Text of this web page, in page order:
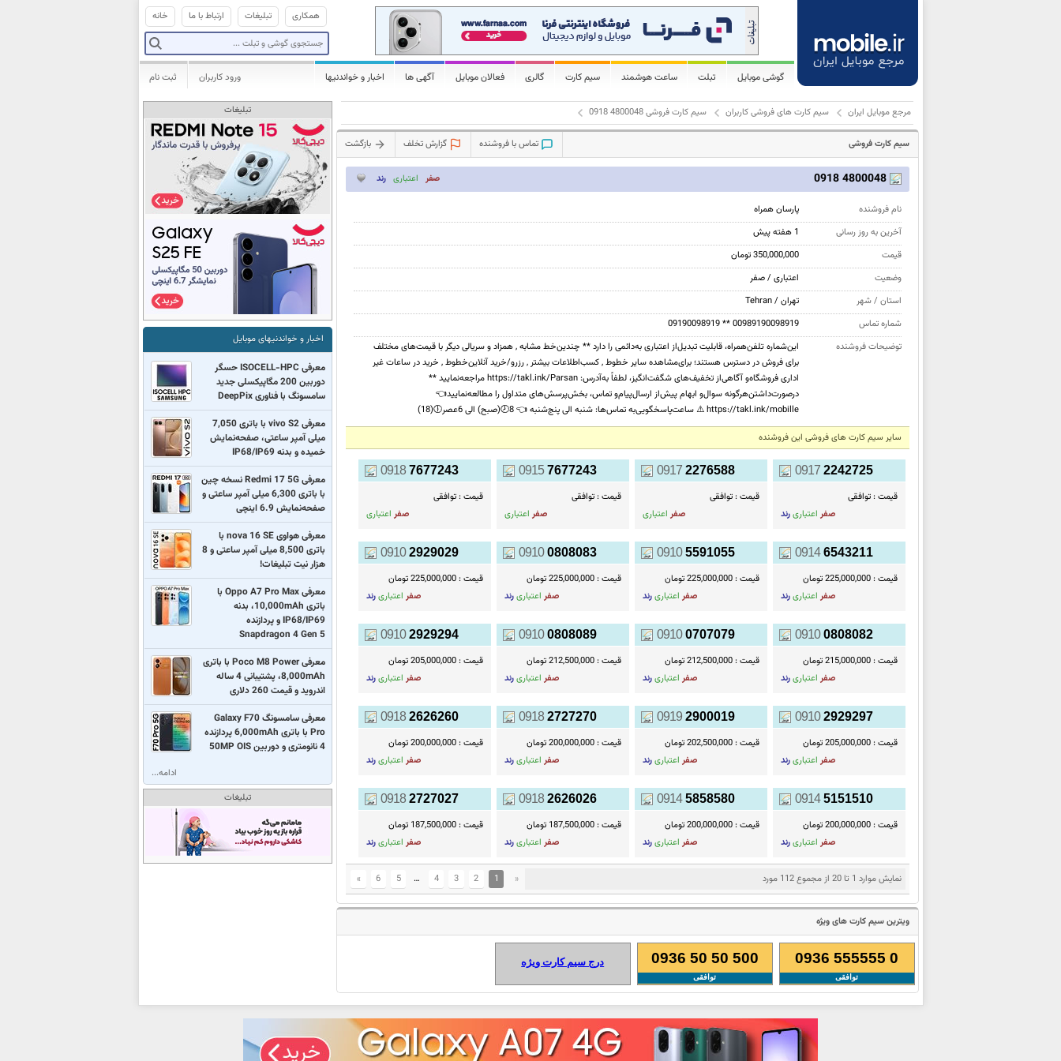
خانه ارتباط با ما تبلیغات همکاری
گوشی موبایل تبلت ساعت هوشمند سیم کارت گالری فعالان موبایل آگهی ها اخبار و خواندنیها ثبت نام ورود کاربران
مرجع موبایل ایران سیم کارت های فروشی کاربران سیم کارت فروشی 4800048 0918
سیم کارت فروشی تماس با فروشنده گزارش تخلف بازگشت
صفر اعتباری رند 4800048 0918
نام فروشنده
پارسان همراه
آخرین به روز رسانی
1 هفته پیش
قیمت
350,000,000 تومان
وضعیت
اعتباری / صفر
استان / شهر
تهران / Tehran
شماره تماس
09190098919 ** 00989190098919
توضیحات فروشنده
این‌شماره تلفن‌همراه، قابلیت تبدیل‌از اعتباری به‌دائمی را دارد ** چندین‌خط مشابه , همزاد و سریالی دیگر با قیمت‌های مختلف
برای فروش در دسترس هستند؛ برای‌مشاهده سایر خطوط , کسب‌اطلاعات بیشتر , رزرو/خرید آنلاین‌خطوط , خرید در ساعات غیر
اداری فروشگاه‌و آگاهی‌از تخفیف‌های شگفت‌انگیز، لطفاً به‌آدرس: https://takl.ink/Parsan مراجعه‌نمایید **
درصورت‌داشتن‌هرگونه سوال‌و ابهام پیش‌از ارسال‌پیام‌و تماس، بخش‌پرسش‌های متداول را مطالعه‌نمایید👈
https://takl.ink/mobille ⚠️ ساعت‌پاسخگویی‌به تماس‌ها: شنبه الی پنج‌شنبه 👈 8🕗(صبح) الی 6عصر🕕(18)
سایر سیم کارت های فروشی این فروشنده
0917 2242725
قیمت :توافقی
صفر اعتباریرند
0917 2276588
قیمت :توافقی
صفر اعتباری
0915 7677243
قیمت :توافقی
صفر اعتباری
0918 7677243
قیمت :توافقی
صفر اعتباری
0914 6543211
قیمت :225,000,000 تومان
صفر اعتباریرند
0910 5591055
قیمت :225,000,000 تومان
صفر اعتباریرند
0910 0808083
قیمت :225,000,000 تومان
صفر اعتباریرند
0910 2929029
قیمت :225,000,000 تومان
صفر اعتباریرند
0910 0808082
قیمت :215,000,000 تومان
صفر اعتباریرند
0910 0707079
قیمت :212,500,000 تومان
صفر اعتباریرند
0910 0808089
قیمت :212,500,000 تومان
صفر اعتباریرند
0910 2929294
قیمت :205,000,000 تومان
صفر اعتباریرند
0910 2929297
قیمت :205,000,000 تومان
صفر اعتباریرند
0919 2900019
قیمت :202,500,000 تومان
صفر اعتباریرند
0918 2727270
قیمت :200,000,000 تومان
صفر اعتباریرند
0918 2626260
قیمت :200,000,000 تومان
صفر اعتباریرند
0914 5151510
قیمت :200,000,000 تومان
صفر اعتباریرند
0914 5858580
قیمت :200,000,000 تومان
صفر اعتباریرند
0918 2626026
قیمت :187,500,000 تومان
صفر اعتباریرند
0918 2727027
قیمت :187,500,000 تومان
صفر اعتباریرند
نمایش موارد 1 تا 20 از مجموع 112 مورد «
1
2
3
4
…
5
6
»
ویترین سیم کارت های ویژه
0936 555555 0
توافقی
0936 50 50 500
توافقی
درج سیم کارت ویژه
تبلیغات
اخبار و خواندنیهای موبایل
معرفی ISOCELL-HPC حسگر
دوربین 200 مگاپیکسلی جدید
سامسونگ با فناوری DeepPix
معرفی vivo S2 با باتری 7,050
میلی آمپر ساعتی، صفحه‌نمایش
خمیده و بدنه IP68/IP69
معرفی Redmi 17 5G نسخه چین
با باتری 6,300 میلی آمپر ساعتی و
صفحه‌نمایش 6.9 اینچی
معرفی هواوی nova 16 SE با
باتری 8,500 میلی آمپر ساعتی و 8
هزار نیت تبلیغات!
معرفی Oppo A7 Pro Max با
باتری 10,000mAh، بدنه
IP68/IP69 و پردازنده
Snapdragon 4 Gen 5
معرفی Poco M8 Power با باتری
8,000mAh، پشتیبانی 4 ساله
اندروید و قیمت 260 دلاری
معرفی سامسونگ Galaxy F70
Pro با باتری 6,000mAh پردازنده
4 نانومتری و دوربین 50MP OIS
ادامه...
تبلیغات